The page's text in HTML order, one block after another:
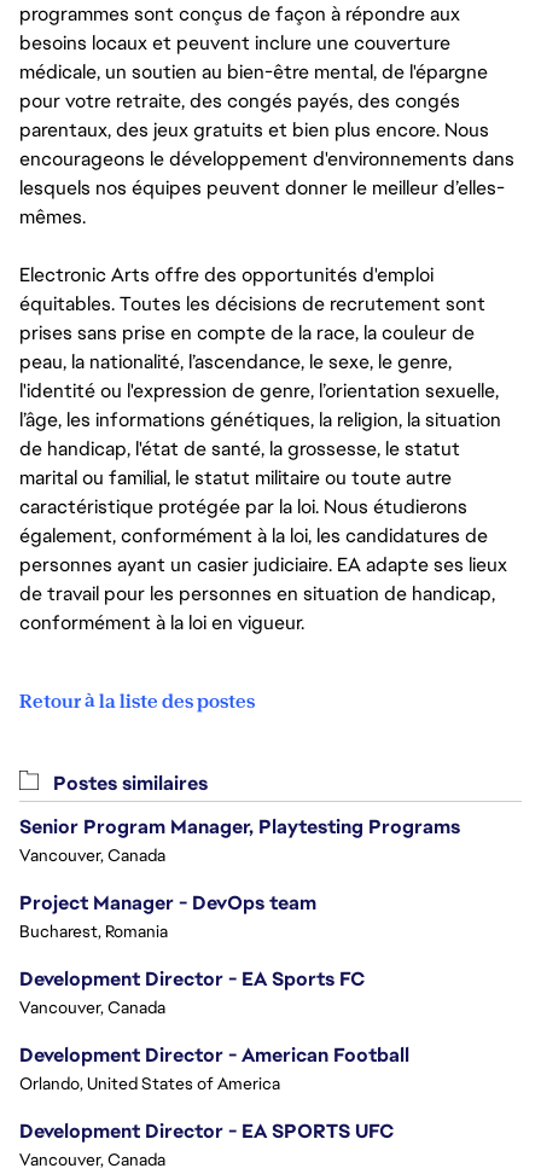
programmes sont conçus de façon à répondre aux
besoins locaux et peuvent inclure une couverture
médicale, un soutien au bien-être mental, de l'épargne
pour votre retraite, des congés payés, des congés
parentaux, des jeux gratuits et bien plus encore. Nous
encourageons le développement d'environnements dans
lesquels nos équipes peuvent donner le meilleur d’elles-
mêmes.
Electronic Arts offre des opportunités d'emploi
équitables. Toutes les décisions de recrutement sont
prises sans prise en compte de la race, la couleur de
peau, la nationalité, l’ascendance, le sexe, le genre,
l'identité ou l'expression de genre, l’orientation sexuelle,
l’âge, les informations génétiques, la religion, la situation
de handicap, l'état de santé, la grossesse, le statut
marital ou familial, le statut militaire ou toute autre
caractéristique protégée par la loi. Nous étudierons
également, conformément à la loi, les candidatures de
personnes ayant un casier judiciaire. EA adapte ses lieux
de travail pour les personnes en situation de handicap,
conformément à la loi en vigueur.
Retour à la liste des postes
Postes similaires
Senior Program Manager, Playtesting Programs
Vancouver, Canada
Project Manager - DevOps team
Bucharest, Romania
Development Director - EA Sports FC
Vancouver, Canada
Development Director - American Football
Orlando, United States of America
Development Director - EA SPORTS UFC
Vancouver, Canada